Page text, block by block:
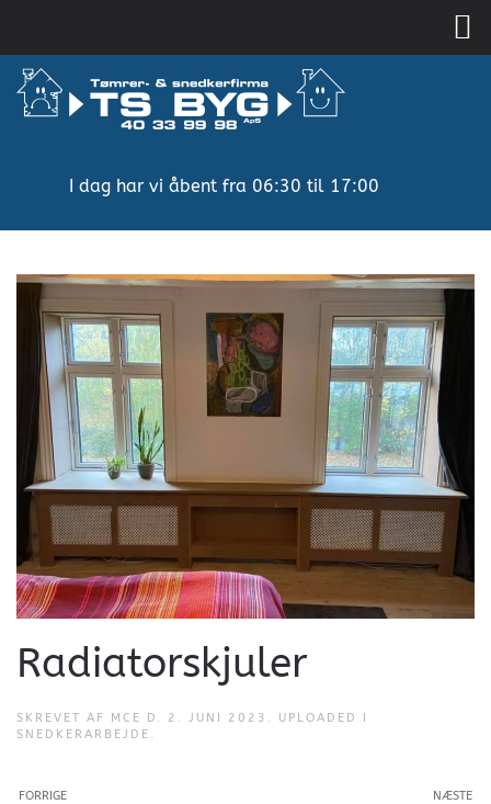
Gå
til
hovedindhold
I dag har vi åbent fra 06:30 til 17:00
Radiatorskjuler
SKREVET AF MCE D. 2. JUNI 2023
. UPLOADED I
SNEDKERARBEJDE
FORRIGE NÆSTE